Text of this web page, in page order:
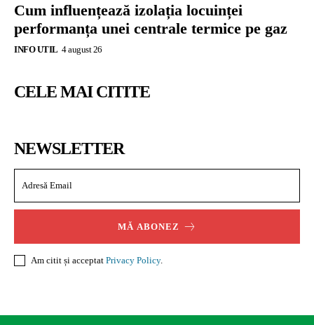
Cum influențează izolația locuinței
performanța unei centrale termice pe gaz
INFO UTIL 4 august 26
CELE MAI CITITE
NEWSLETTER
MĂ ABONEZ
Am citit și acceptat Privacy Policy.